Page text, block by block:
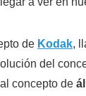
de Kodak,
del
concepto de